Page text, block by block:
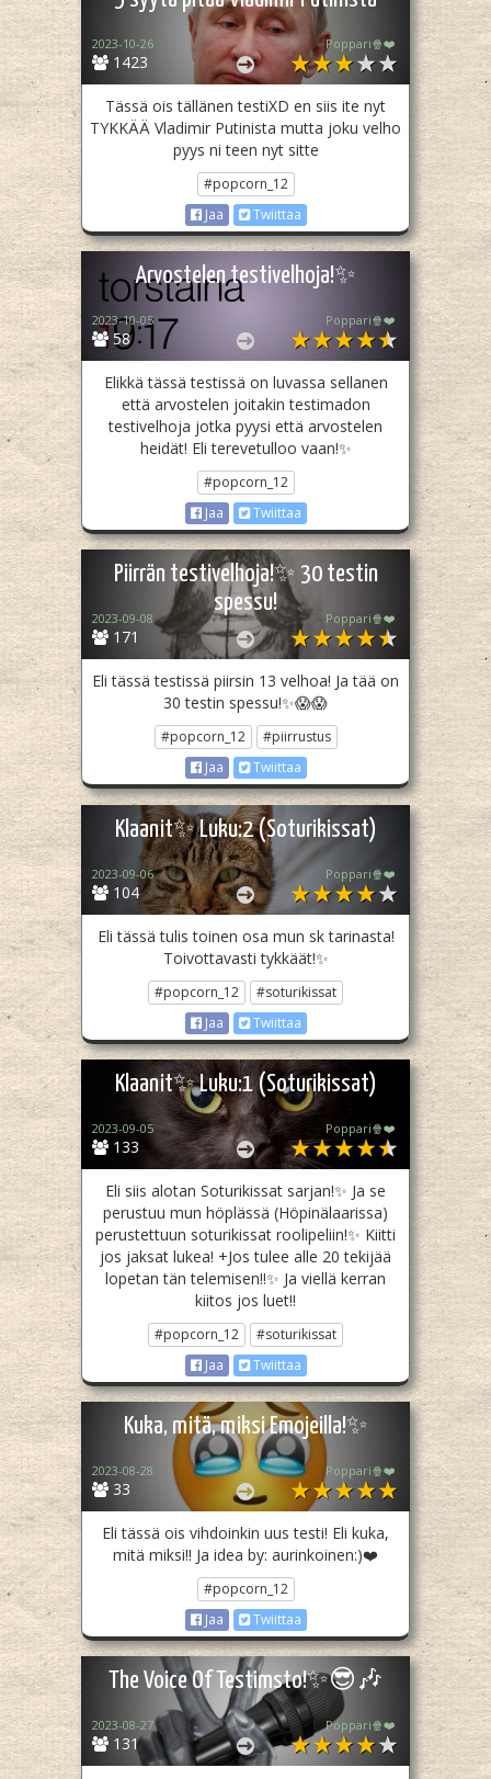
1423
2023-10-26 Poppari🍿❤️
Tässä ois tällänen testiXD en siis ite nyt
TYKKÄÄ Vladimir Putinista mutta joku velho
pyys ni teen nyt sitte
#popcorn_12
Jaa
Twiittaa
Arvostelen testivelhoja!✨
58
2023-10-05 Poppari🍿❤️
Elikkä tässä testissä on luvassa sellanen
että arvostelen joitakin testimadon
testivelhoja jotka pyysi että arvostelen
heidät! Eli terevetulloo vaan!✨
#popcorn_12
Jaa
Twiittaa
Piirrän testivelhoja!✨ 30 testin
spessu!
171
2023-09-08 Poppari🍿❤️
Eli tässä testissä piirsin 13 velhoa! Ja tää on
30 testin spessu!✨😱😱
#popcorn_12
#piirrustus
Jaa
Twiittaa
Klaanit✨ Luku:2 (Soturikissat)
104
2023-09-06 Poppari🍿❤️
Eli tässä tulis toinen osa mun sk tarinasta!
Toivottavasti tykkäät!✨
#popcorn_12
#soturikissat
Jaa
Twiittaa
Klaanit✨ Luku:1 (Soturikissat)
133
2023-09-05 Poppari🍿❤️
Eli siis alotan Soturikissat sarjan!✨ Ja se
perustuu mun höplässä (Höpinälaarissa)
perustettuun soturikissat roolipeliin!✨ Kiitti
jos jaksat lukea! +Jos tulee alle 20 tekijää
lopetan tän telemisen!!✨ Ja viellä kerran
kiitos jos luet!!
#popcorn_12
#soturikissat
Jaa
Twiittaa
Kuka, mitä, miksi Emojeilla!✨
33
2023-08-28 Poppari🍿❤️
Eli tässä ois vihdoinkin uus testi! Eli kuka,
mitä miksi!! Ja idea by: aurinkoinen:)❤️
#popcorn_12
Jaa
Twiittaa
The Voice Of Testimsto!✨😎🎶
131
2023-08-27 Poppari🍿❤️